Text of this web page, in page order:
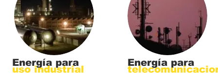
Energía para
uso industrial
Energía para